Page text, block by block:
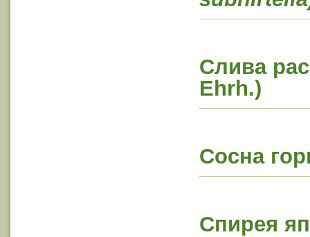
Слива
Ehrh.)
Сосна
Спирея